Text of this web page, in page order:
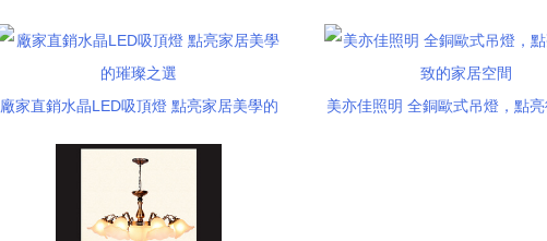
廠家直銷水晶LED吸頂燈 點亮家居美學的
美亦佳照明 全銅歐式吊燈，點